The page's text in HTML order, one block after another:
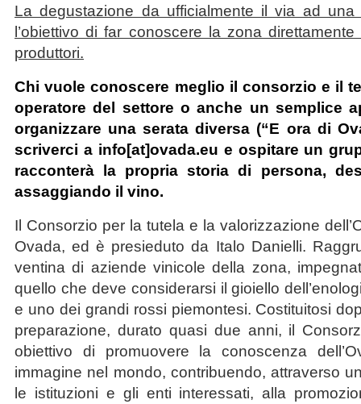
La degustazione da ufficialmente il via ad
l’obiettivo di far conoscere la zona
produttori.
Chi vuole conoscere meglio il consorzio e il
operatore del settore o anche un semplice
organizzare una serata diversa (“E ora di
scriverci a info[at]ovada.eu e ospitare un
racconterà la propria storia di persona,
assaggiando il vino.
Il Consorzio per la tutela e la valorizzazione
Ovada, ed è presieduto da Italo Danielli.
ventina di aziende vinicole della zona,
quello che deve considerarsi il gioiello
e uno dei grandi rossi piemontesi. Costituitosi
preparazione, durato quasi due anni, il
obiettivo di promuovere la conoscenza
immagine nel mondo, contribuendo, attraverso
le istituzioni e gli enti interessati, alla